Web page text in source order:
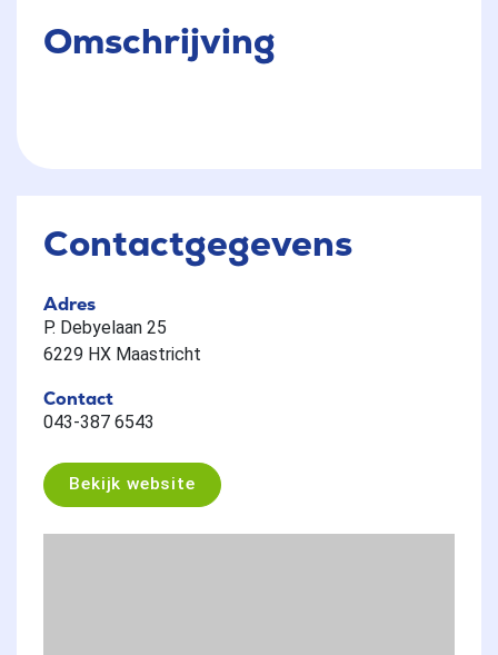
Omschrijving
Contactgegevens
Adres
P. Debyelaan 25
6229 HX Maastricht
Contact
043-387 6543
Bekijk website